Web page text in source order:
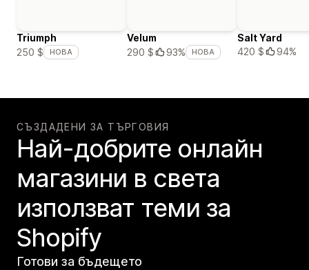
Triumph
250 $
НОВА
Velum
290 $
93% НОВА
Salt Yard
420 $
94%
СЪЗДАДЕНИ ЗА ТЪРГОВИЯ
Най-добрите онлайн
магазини в света
използват теми за
Shopify
Готови за бъдещето